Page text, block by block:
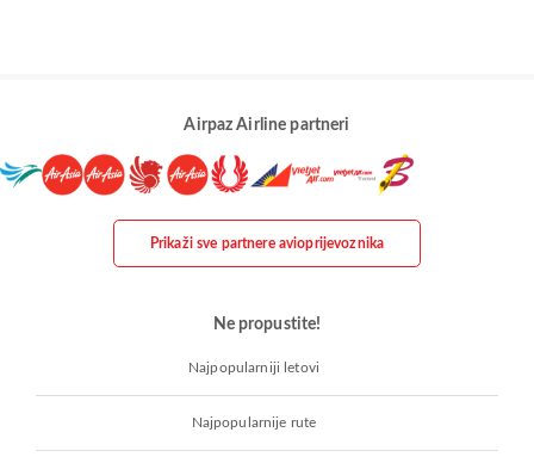
Airpaz Airline partneri
Prikaži sve partnere avioprijevoznika
Ne propustite!
Najpopularniji letovi
Najpopularnije rute